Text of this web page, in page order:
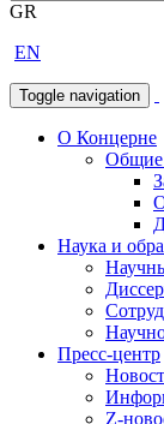
GR
EN
Toggle navigation
О Концерне
Общие
Наука и
Пресс-центр
Z-